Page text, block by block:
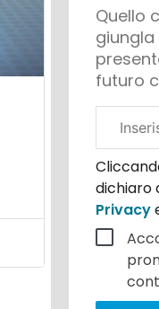
Quello
giungla
futuro
aziendale
dichiaro
Privacy